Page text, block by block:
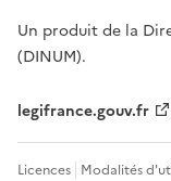
Un produit de la
(DINUM).
legifrance.gouv.fr
Licences Modalités